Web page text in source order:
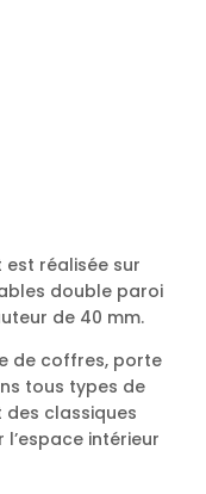
est réalisée sur
double paroi
de 40 mm.
de coffres, porte
tous types de
classiques
intérieur